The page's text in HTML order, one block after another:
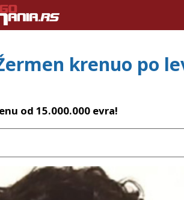
krenuo po
od 15.000.000 evra!